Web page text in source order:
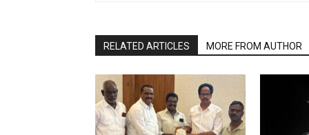
RELATED ARTICLES MORE FROM AUTHOR